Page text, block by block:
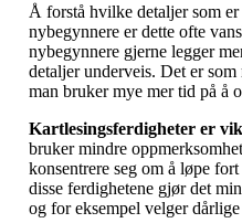
Å forstå hvilke detaljer som
nybegynnere er dette ofte
nybegynnere gjerne legger
detaljer underveis. Det er
man bruker mye mer tid på å
Kartlesingsferdigheter er
bruker mindre
konsentrere seg om å løpe
disse ferdighetene gjør det
og for eksempel velger